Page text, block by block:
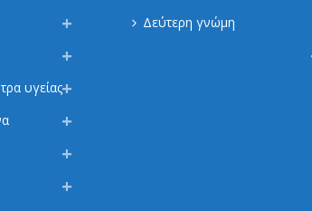
υγείας
Δεύτερη γνώμη